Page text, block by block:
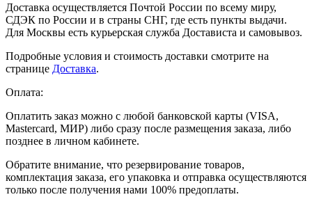
Доставка осуществляется Почтой России по всему миру,
СДЭК по России и в страны СНГ, где есть пункты выдачи.
Для Москвы есть курьерская служба Достависта и самовывоз.
Подробные условия и стоимость доставки смотрите на
странице Доставка.
Оплата:
Оплатить заказ можно с любой банковской карты (VISA,
Mastercard, МИР) либо сразу после размещения заказа, либо
позднее в личном кабинете.
Обратите внимание, что резервирование товаров,
комплектация заказа, его упаковка и отправка осуществляются
только после получения нами 100% предоплаты.